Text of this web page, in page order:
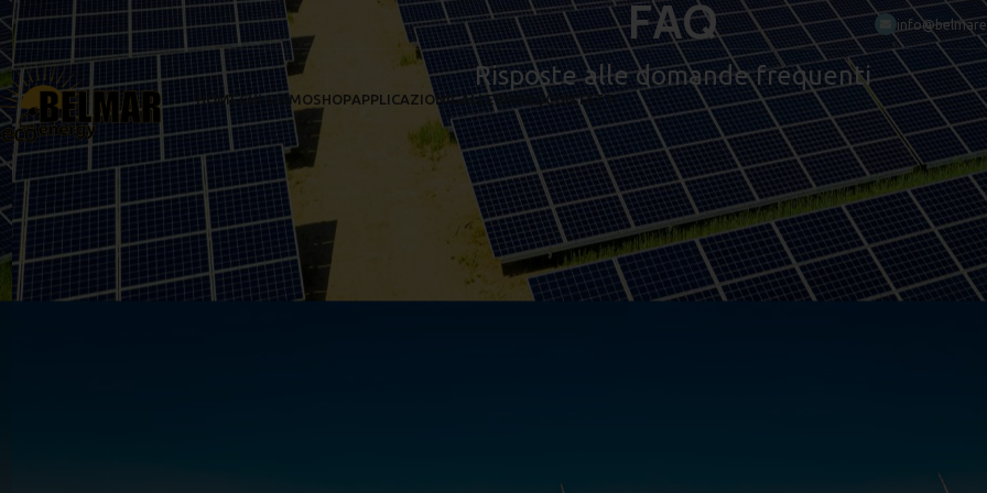
HOMECHI SIAMOSHOPAPPLICAZIONIGALLERIA FAQCONTATTI
FAQ
Risposte alle domande frequenti